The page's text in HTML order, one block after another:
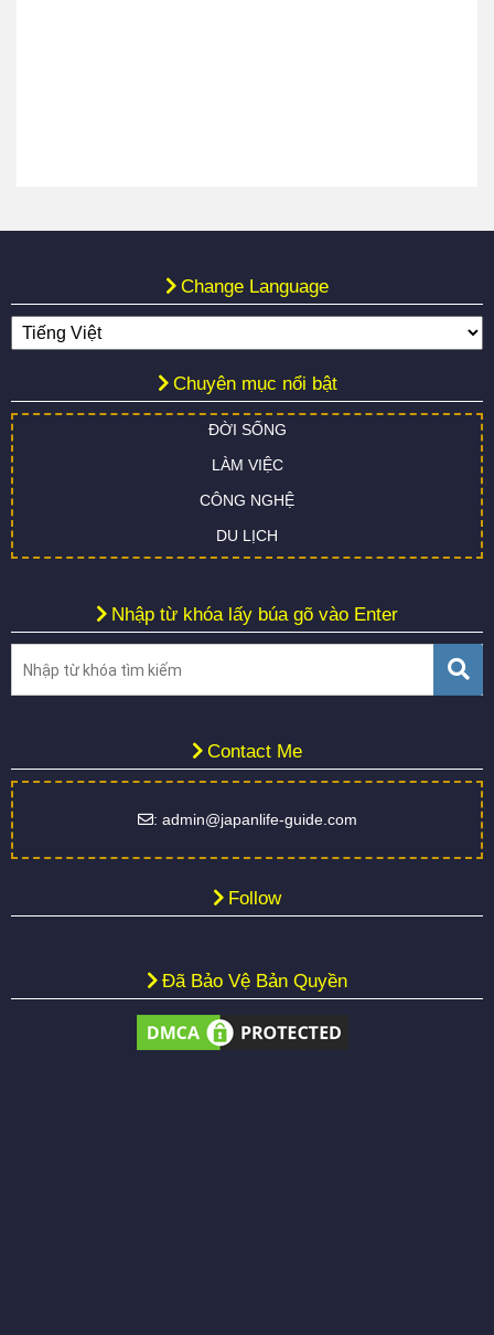
Change Language
Chuyên mục nổi bật
ĐỜI SỐNG
LÀM VIỆC
CÔNG NGHỆ
DU LỊCH
Nhập từ khóa lấy búa gõ vào Enter
Contact Me
: admin@japanlife-guide.com
Follow
Đã Bảo Vệ Bản Quyền